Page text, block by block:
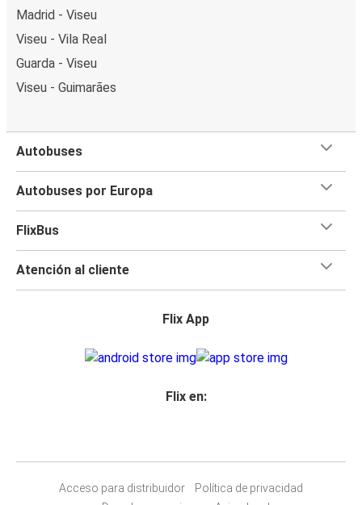
Madrid - Viseu
Viseu - Vila Real
Guarda - Viseu
Viseu - Guimarães
Autobuses
Autobuses por Europa
FlixBus
Atención al cliente
Flix App
Flix en:
Acceso para distribuidor
Política de privacidad